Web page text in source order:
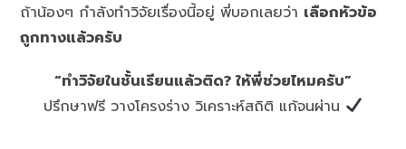
ถ้าน้องๆ กำลังทำวิจัยเรื่องนี้อยู่ พี่บอกเลยว่า เลือกหัวข้อ
ถูกทางแล้วครับ
“ทำวิจัยในชั้นเรียนแล้วติด? ให้พี่ช่วยไหมครับ”
ปรึกษาฟรี วางโครงร่าง วิเคราะห์สถิติ แก้จนผ่าน